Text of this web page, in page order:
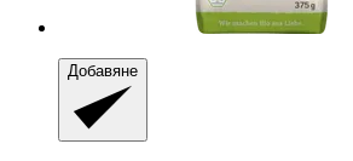
Добавяне